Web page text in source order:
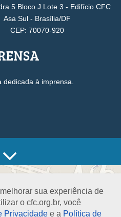
sua experiência de
o cfc.org.br, você
Privacidade e a Política de
5 Bloco J Lote 3 - Edifício CFC
Asa Sul - Brasília/DF
CEP: 70070-920
dedicada à imprensa.